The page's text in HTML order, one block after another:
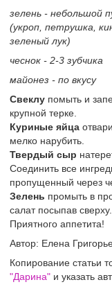
зелень - небольшой
(укроп, петрушка,
зеленый лук)
чеснок - 2-3 зубчика
майонез - по вкусу
Свеклу помыть и
крупной терке.
Куриные яйца
мелко нарубить.
Твердый сыр
Соединить все
пропущенный через
Зелень промыть в
салат посыпав сверху.
Приятного аппетита!
Автор: Елена
Копирование статьи
"Дарина" и указать